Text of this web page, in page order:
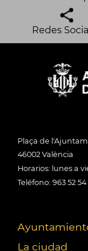
Redes
Plaça de
46002 València
Horarios: lunes a
Teléfono: 963 52 54
La ciudad